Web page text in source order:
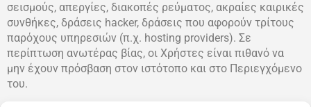
σεισμούς, απεργίες, διακοπές ρεύματος, ακραίες καιρικές
συνθήκες, δράσεις hacker, δράσεις που αφορούν τρίτους
παρόχους υπηρεσιών (π.χ. hosting providers). Σε
περίπτωση ανωτέρας βίας, οι Χρήστες είναι πιθανό να
μην έχουν πρόσβαση στον ιστότοπο και στο Περιεγχόμενο
του.